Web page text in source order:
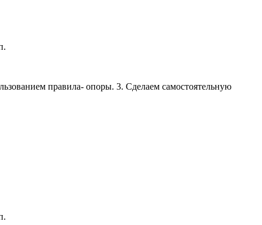
правила- опоры. 3. Сделаем самостоятельную